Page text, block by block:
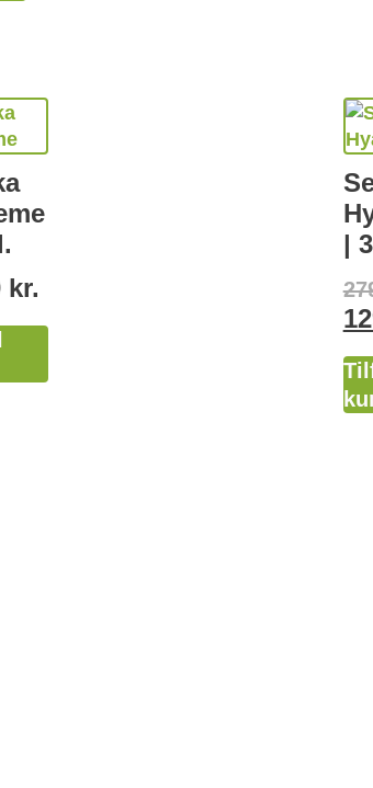
kr.
|